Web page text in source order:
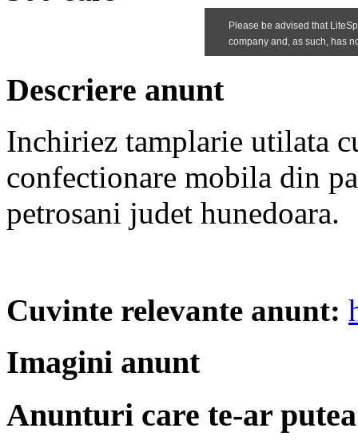
Descriere anunt
Inchiriez tamplarie utilata
confectionare mobila din
petrosani judet hunedoara.
Cuvinte relevante anunt:
Imagini anunt
Anunturi care te-ar